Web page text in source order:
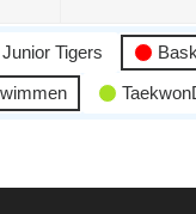
Tigers